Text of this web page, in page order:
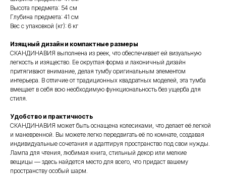
Высота предмета: 54 см
Глубина предмета: 41 см
Вес с упаковкой (кг): 6 кг
Изящный дизайн и компактные размеры
СКАНДИНАВИЯ выполнена из реек, что обеспечивает ей визуальную
легкость и изящество. Ее округлая форма и лаконичный дизайн
притягивают внимание, делая тумбу оригинальным элементом
интерьера. В отличие от традиционных квадратных моделей, эта тумба
вмещает в себя всю необходимую функциональность без ущерба для
стиля.
Удобство и практичность
СКАНДИНАВИЯ может быть оснащена колесиками, что делает её легкой
и маневренной. Вы можете легко передвигать её по комнате, создавая
индивидуальные сочетания и адаптируя пространство под свои нужды.
Лампа для чтения, любимая книга, стильный декор или мелкие
вещицы — здесь найдется место для всего, что придаст вашему
пространству особый шарм.